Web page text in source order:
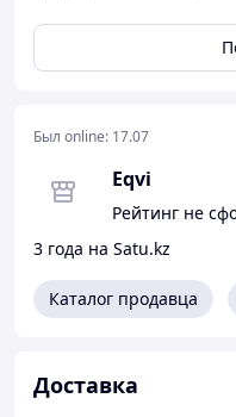
компрессорно-
воздухоохладителем с
обеспечивающим
Здесь вы можете
задав необходимые
Комплектация:
Был online: 17.07
Eqvi
Рейтинг не
3 года на Satu.kz
Каталог продавца
Доставка